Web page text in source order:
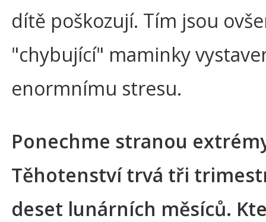
dítě poškozují. Tím jsou
"chybující" maminky
enormnímu stresu.
Ponechme stranou
Těhotenství trvá tři
deset lunárních měsíců.